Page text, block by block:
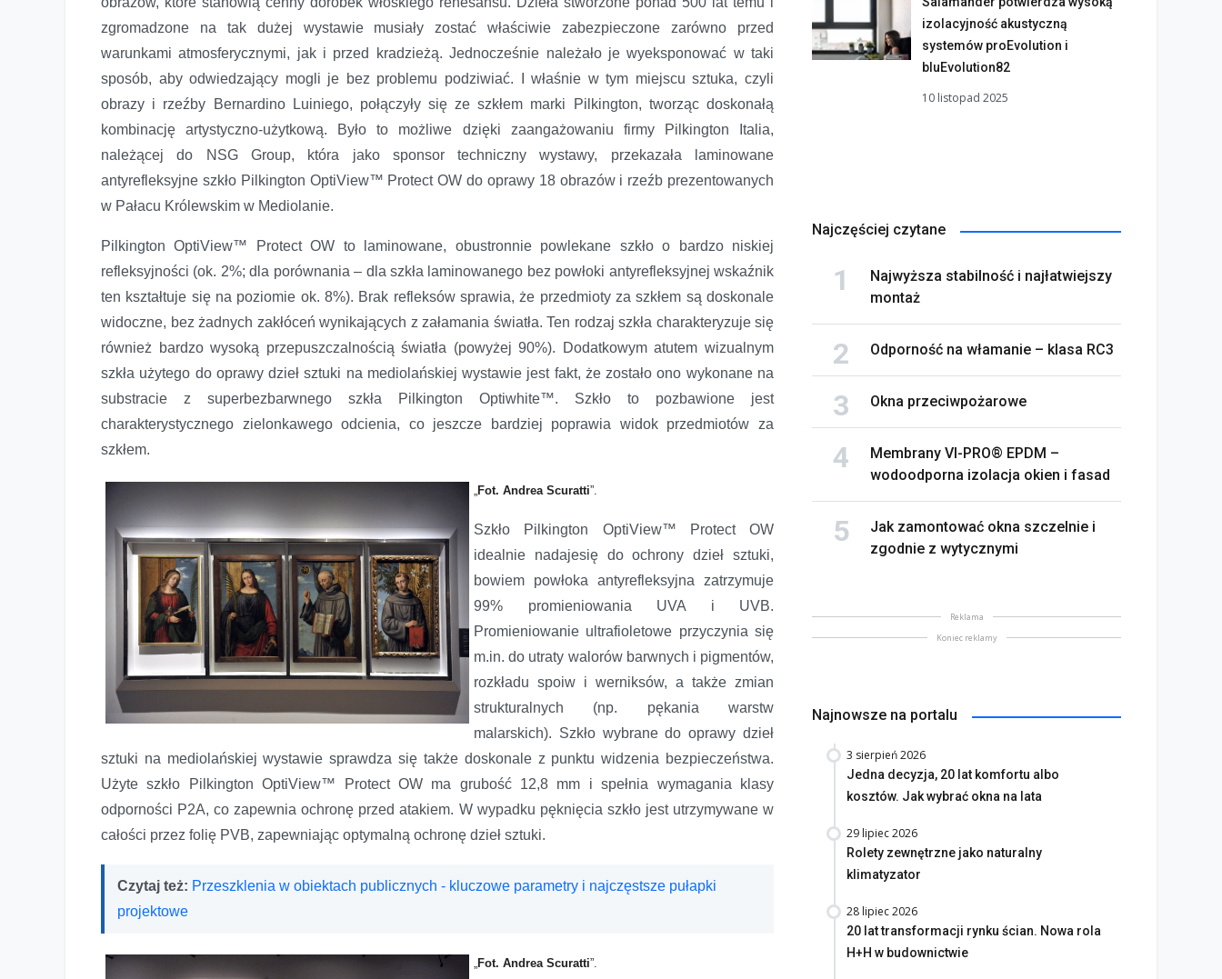
zgromadzone na tak dużej wystawie musiały zostać właściwie zabezpieczone zarówno przed
warunkami atmosferycznymi, jak i przed kradzieżą. Jednocześnie należało je wyeksponować w taki
sposób, aby odwiedzający mogli je bez problemu podziwiać. I właśnie w tym miejscu sztuka, czyli
obrazy i rzeźby Bernardino Luiniego, połączyły się ze szkłem marki Pilkington, tworząc doskonałą
kombinację artystyczno-użytkową. Było to możliwe dzięki zaangażowaniu firmy Pilkington Italia,
należącej do NSG Group, która jako sponsor techniczny wystawy, przekazała laminowane
antyrefleksyjne szkło Pilkington OptiView™ Protect OW do oprawy 18 obrazów i rzeźb prezentowanych
w Pałacu Królewskim w Mediolanie.
Pilkington OptiView™ Protect OW to laminowane, obustronnie powlekane szkło o bardzo niskiej
refleksyjności (ok. 2%; dla porównania – dla szkła laminowanego bez powłoki antyrefleksyjnej wskaźnik
ten kształtuje się na poziomie ok. 8%). Brak refleksów sprawia, że przedmioty za szkłem są doskonale
widoczne, bez żadnych zakłóceń wynikających z załamania światła. Ten rodzaj szkła charakteryzuje się
również bardzo wysoką przepuszczalnością światła (powyżej 90%). Dodatkowym atutem wizualnym
szkła użytego do oprawy dzieł sztuki na mediolańskiej wystawie jest fakt, że zostało ono wykonane na
substracie z superbezbarwnego szkła Pilkington Optiwhite™. Szkło to pozbawione jest
charakterystycznego zielonkawego odcienia, co jeszcze bardziej poprawia widok przedmiotów za
szkłem.
Fot. Andrea Scuratti”.
Szkło Pilkington OptiView™ Protect OW
idealnie nadajesię do ochrony dzieł sztuki,
bowiem powłoka antyrefleksyjna zatrzymuje
99% promieniowania UVA i UVB.
Promieniowanie ultrafioletowe przyczynia się
m.in. do utraty walorów barwnych i pigmentów,
rozkładu spoiw i werniksów, a także zmian
strukturalnych (np. pękania warstw
malarskich). Szkło wybrane do oprawy dzieł
sztuki na mediolańskiej wystawie sprawdza się także doskonale z punktu widzenia bezpieczeństwa.
Użyte szkło Pilkington OptiView™ Protect OW ma grubość 12,8 mm i spełnia wymagania klasy
odporności P2A, co zapewnia ochronę przed atakiem. W wypadku pęknięcia szkło jest utrzymywane w
całości przez folię PVB, zapewniając optymalną ochronę dzieł sztuki.
Czytaj też: Przeszklenia w obiektach publicznych - kluczowe parametry i najczęstsze pułapki
projektowe
Fot. Andrea Scuratti”.
izolacyjność akustyczną
systemów proEvolution i
bluEvolution82
10 listopad 2025
Najczęściej czytane
Najwyższa stabilność i najłatwiejszy
montaż
Odporność na włamanie – klasa RC3
Okna przeciwpożarowe
Membrany VI-PRO® EPDM –
wodoodporna izolacja okien i fasad
Jak zamontować okna szczelnie i
zgodnie z wytycznymi
Reklama
Koniec reklamy
Najnowsze na portalu
3 sierpień 2026
Jedna decyzja, 20 lat komfortu albo
kosztów. Jak wybrać okna na lata
29 lipiec 2026
Rolety zewnętrzne jako naturalny
klimatyzator
28 lipiec 2026
20 lat transformacji rynku ścian. Nowa rola
H+H w budownictwie